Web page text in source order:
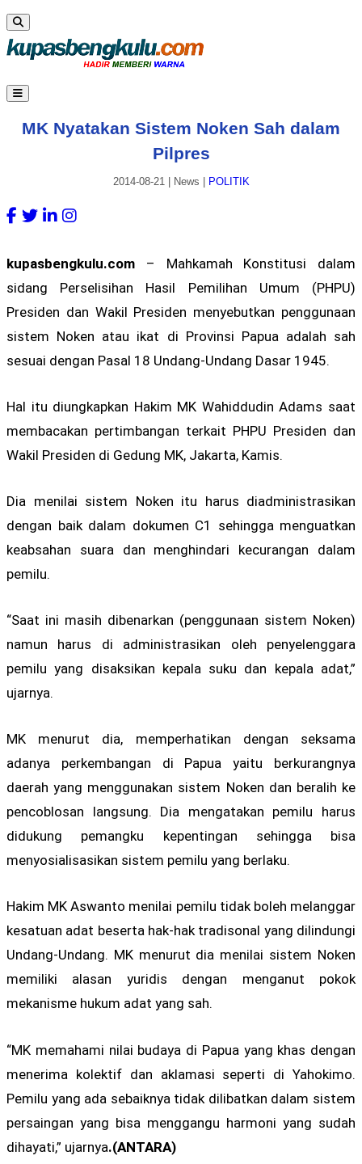
MK Nyatakan Sistem Noken Sah dalam
Pilpres
2014-08-21| News POLITIK
kupasbengkulu.com – Mahkamah Konstitusi dalam
sidang Perselisihan Hasil Pemilihan Umum (PHPU)
Presiden dan Wakil Presiden menyebutkan penggunaan
sistem Noken atau ikat di Provinsi Papua adalah sah
sesuai dengan Pasal 18 Undang-Undang Dasar 1945.
Hal itu diungkapkan Hakim MK Wahiddudin Adams saat
membacakan pertimbangan terkait PHPU Presiden dan
Wakil Presiden di Gedung MK, Jakarta, Kamis.
Dia menilai sistem Noken itu harus diadministrasikan
dengan baik dalam dokumen C1 sehingga menguatkan
keabsahan suara dan menghindari kecurangan dalam
pemilu.
“Saat ini masih dibenarkan (penggunaan sistem Noken)
namun harus di administrasikan oleh penyelenggara
pemilu yang disaksikan kepala suku dan kepala adat,”
ujarnya.
MK menurut dia, memperhatikan dengan seksama
adanya perkembangan di Papua yaitu berkurangnya
daerah yang menggunakan sistem Noken dan beralih ke
pencoblosan langsung. Dia mengatakan pemilu harus
didukung pemangku kepentingan sehingga bisa
menyosialisasikan sistem pemilu yang berlaku.
Hakim MK Aswanto menilai pemilu tidak boleh melanggar
kesatuan adat beserta hak-hak tradisonal yang dilindungi
Undang-Undang. MK menurut dia menilai sistem Noken
memiliki alasan yuridis dengan menganut pokok
mekanisme hukum adat yang sah.
“MK memahami nilai budaya di Papua yang khas dengan
menerima kolektif dan aklamasi seperti di Yahokimo.
Pemilu yang ada sebaiknya tidak dilibatkan dalam sistem
persaingan yang bisa menggangu harmoni yang sudah
dihayati,” ujarnya.(ANTARA)